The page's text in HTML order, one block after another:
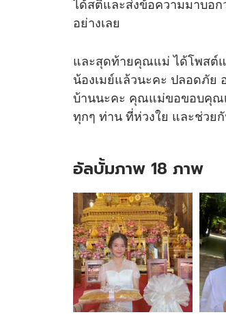
อย่างเลย
และสุดท้ายคุณแม่ ได้โพสต์
น้องเมย์แล้วนะคะ ปลอดภัย
บ้านนะคะ คุณแม่ขอขอบคุณ
ทุกๆ ท่าน ที่ห่วงใย และช่วย
อัลบั้มภาพ 18 ภาพ
อัลบั้ม
ภาพ
18
ภาพ
ของ
แม่
เผย
สาเหตุ
"เมย์